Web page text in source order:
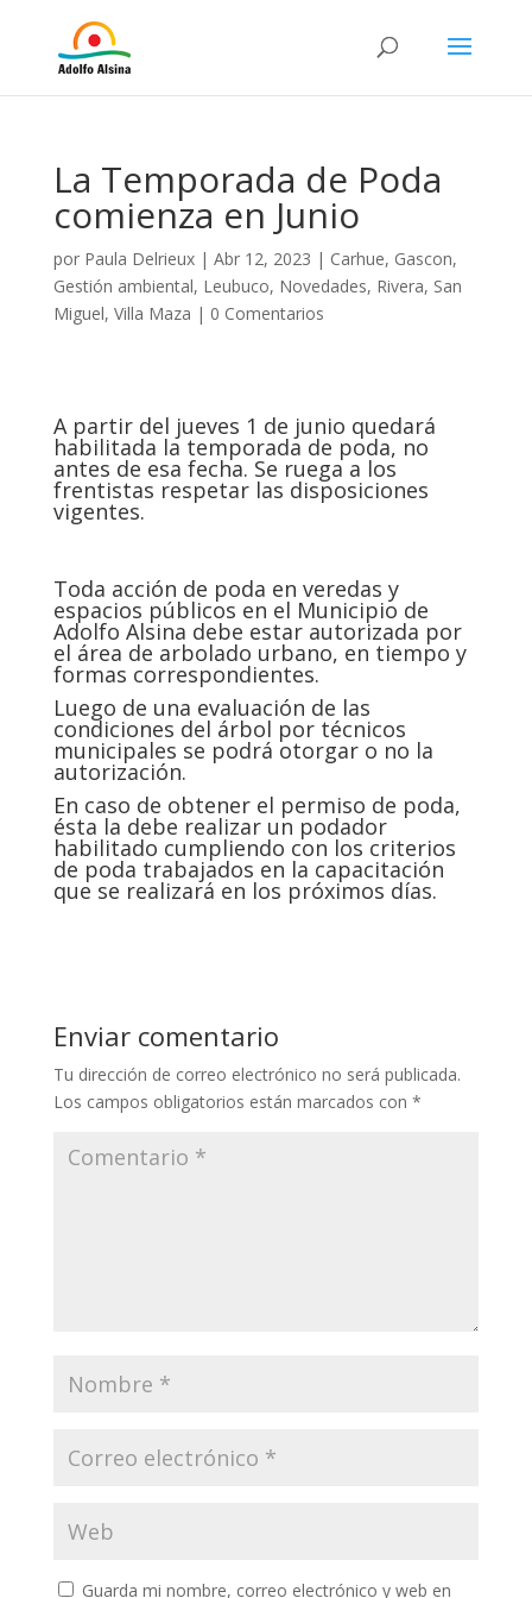
La Temporada de Poda
comienza en Junio
por Paula Delrieux| Abr 12, 2023 | Carhue, Gascon,
Gestión ambiental, Leubuco, Novedades, Rivera, San
Miguel, Villa Maza | 0 Comentarios
A partir del jueves 1 de junio quedará
habilitada la temporada de poda, no
antes de esa fecha. Se ruega a los
frentistas respetar las disposiciones
vigentes.
Toda acción de poda en veredas y
espacios públicos en el Municipio de
Adolfo Alsina debe estar autorizada por
el área de arbolado urbano, en tiempo y
formas correspondientes.
Luego de una evaluación de las
condiciones del árbol por técnicos
municipales se podrá otorgar o no la
autorización.
En caso de obtener el permiso de poda,
ésta la debe realizar un podador
habilitado cumpliendo con los criterios
de poda trabajados en la capacitación
que se realizará en los próximos días.
Enviar comentario
Tu dirección de correo electrónico no será publicada.
Los campos obligatorios están marcados con *
Guarda mi nombre, correo electrónico y web en